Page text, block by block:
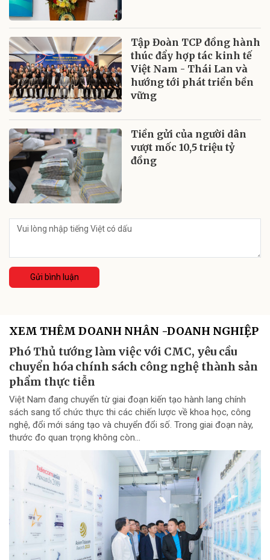
Tập Đoàn TCP đồng hành
thúc đẩy hợp tác kinh tế
Việt Nam - Thái Lan và
hướng tới phát triển bền
vững
Tiền gửi của người dân
vượt mốc 10,5 triệu tỷ
đồng
Gửi bình luận
XEM THÊM DOANH NHÂN -DOANH NGHIỆP
Phó Thủ tướng làm việc với CMC, yêu cầu
chuyển hóa chính sách công nghệ thành sản
phẩm thực tiễn
Việt Nam đang chuyển từ giai đoạn kiến tạo hành lang chính
sách sang tổ chức thực thi các chiến lược về khoa học, công
nghệ, đổi mới sáng tạo và chuyển đổi số. Trong giai đoạn này,
thước đo quan trọng không còn...